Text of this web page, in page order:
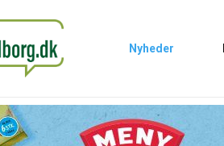
Nyheder